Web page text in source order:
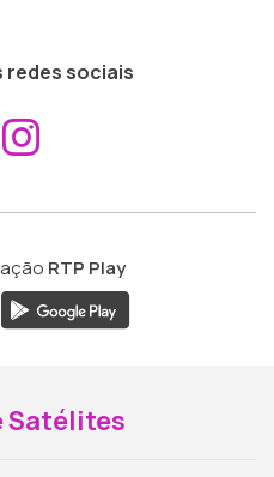
redes sociais
Aceder ao
RTP Play
Satélites